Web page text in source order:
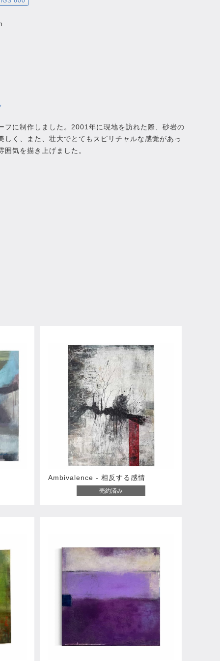
フに制作しました。2001年に現地を訪れた際、砂岩の
しく、また、壮大でとてもスピリチャルな感覚があっ
気を描き上げました。
Ambivalence - 相反する感情
売約済み